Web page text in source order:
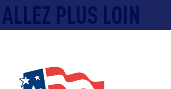
ALLEZ PLUS LOIN